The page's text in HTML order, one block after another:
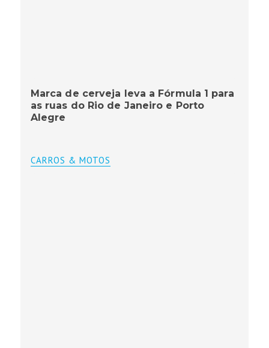
Marca de cerveja leva a Fórmula 1 para
as ruas do Rio de Janeiro e Porto
Alegre
CARROS & MOTOS